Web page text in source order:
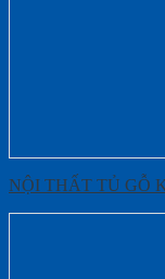
NỘI THẤT TỦ GỖ